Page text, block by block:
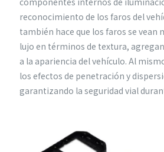
reconocimiento de los faros del
también hace que los faros se vean
lujo en términos de textura,
a la apariencia del vehículo. Al
los efectos de penetración y
garantizando la seguridad vial